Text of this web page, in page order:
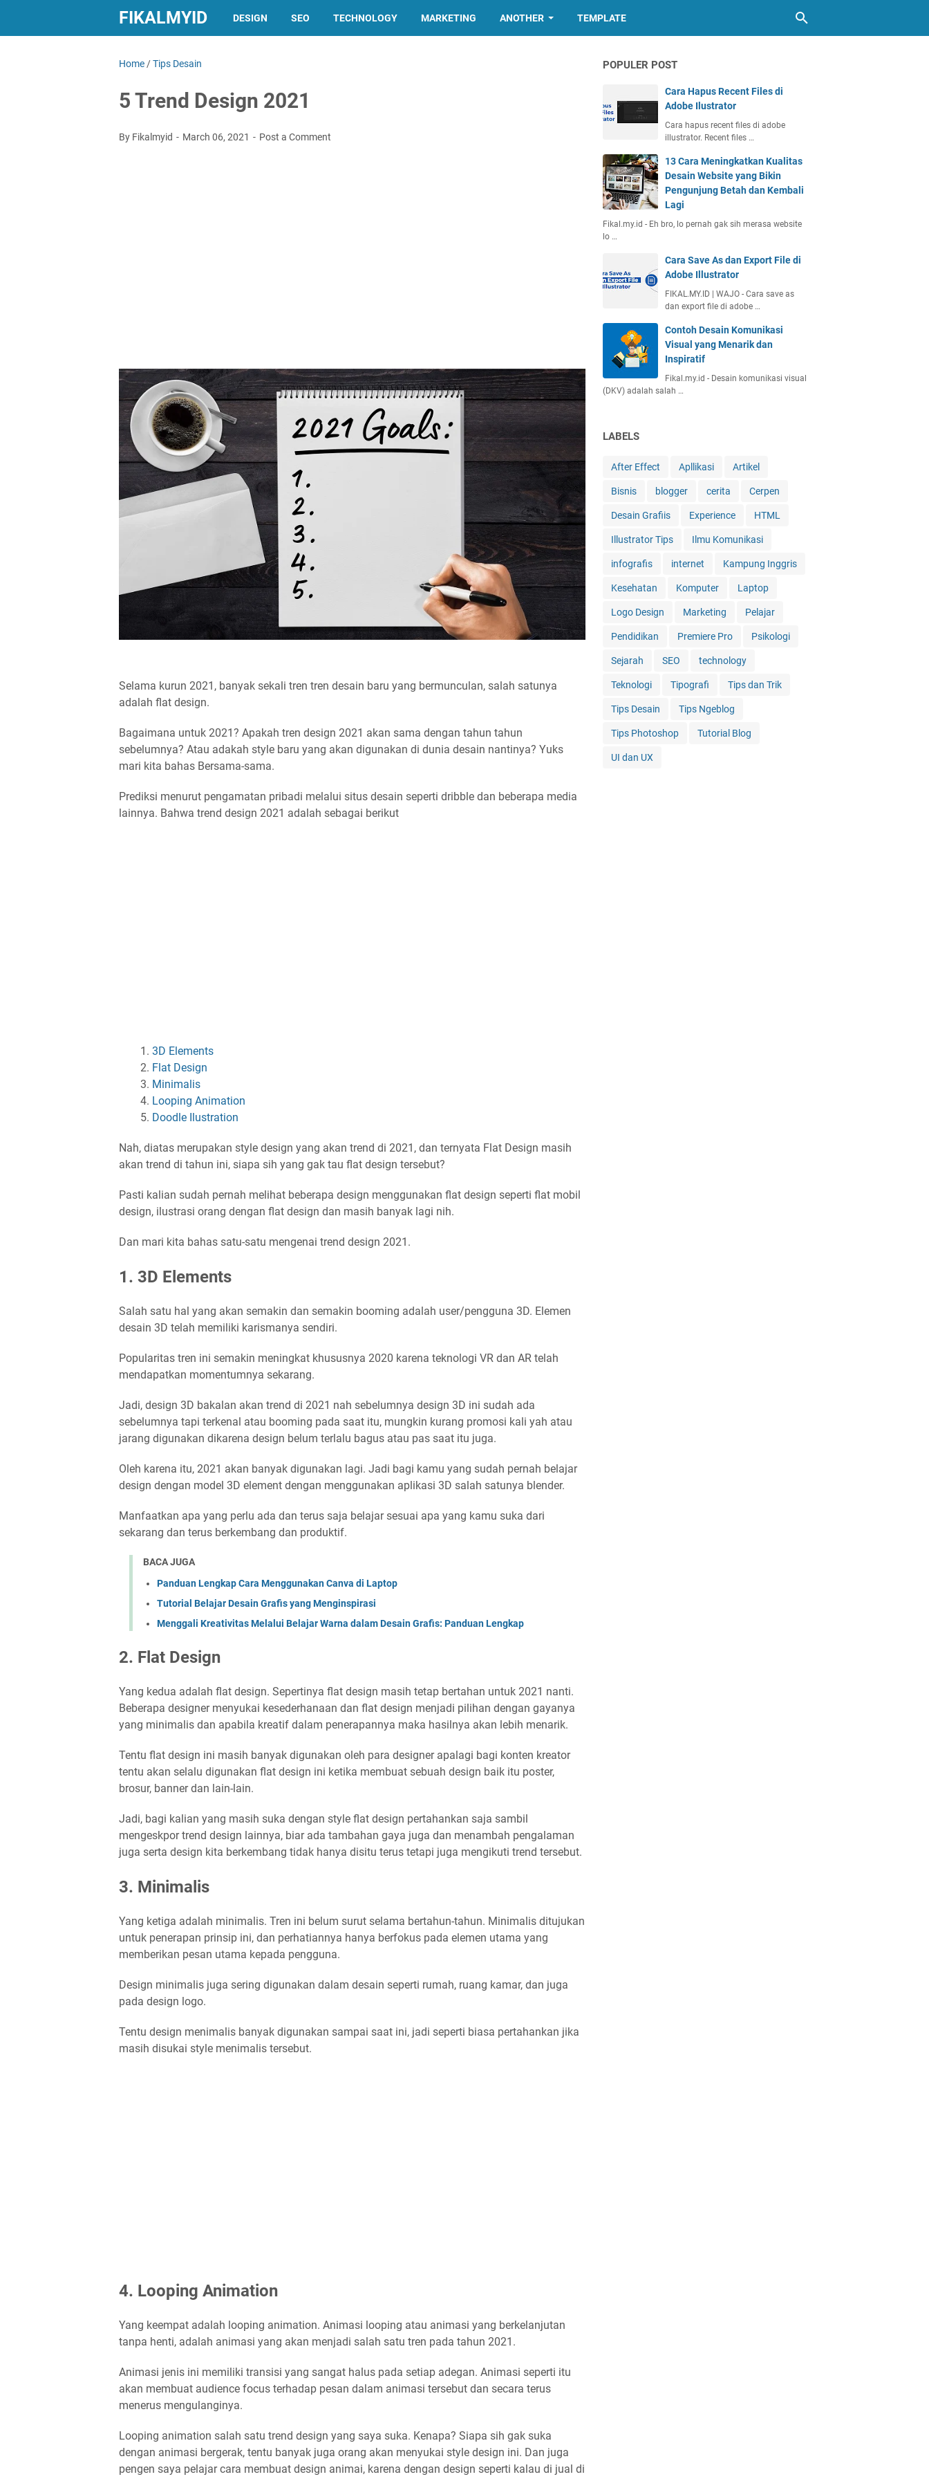
FIKALMYID DESIGN SEO TECHNOLOGY MARKETING ANOTHER TEMPLATE
Home /Tips Desain
5 Trend Design 2021
By Fikalmyid March 06, 2021 Post a Comment
Selama kurun 2021, banyak sekali tren tren desain baru yang bermunculan, salah satunya
adalah flat design.
Bagaimana untuk 2021? Apakah tren design 2021 akan sama dengan tahun tahun
sebelumnya? Atau adakah style baru yang akan digunakan di dunia desain nantinya? Yuks
mari kita bahas Bersama-sama.
Prediksi menurut pengamatan pribadi melalui situs desain seperti dribble dan beberapa media
lainnya. Bahwa trend design 2021 adalah sebagai berikut
3D Elements
Flat Design
Minimalis
Looping Animation
Doodle Ilustration
Nah, diatas merupakan style design yang akan trend di 2021, dan ternyata Flat Design masih
akan trend di tahun ini, siapa sih yang gak tau flat design tersebut?
Pasti kalian sudah pernah melihat beberapa design menggunakan flat design seperti flat mobil
design, ilustrasi orang dengan flat design dan masih banyak lagi nih.
Dan mari kita bahas satu-satu mengenai trend design 2021.
1. 3D Elements
Salah satu hal yang akan semakin dan semakin booming adalah user/pengguna 3D. Elemen
desain 3D telah memiliki karismanya sendiri.
Popularitas tren ini semakin meningkat khususnya 2020 karena teknologi VR dan AR telah
mendapatkan momentumnya sekarang.
Jadi, design 3D bakalan akan trend di 2021 nah sebelumnya design 3D ini sudah ada
sebelumnya tapi terkenal atau booming pada saat itu, mungkin kurang promosi kali yah atau
jarang digunakan dikarena design belum terlalu bagus atau pas saat itu juga.
Oleh karena itu, 2021 akan banyak digunakan lagi. Jadi bagi kamu yang sudah pernah belajar
design dengan model 3D element dengan menggunakan aplikasi 3D salah satunya blender.
Manfaatkan apa yang perlu ada dan terus saja belajar sesuai apa yang kamu suka dari
sekarang dan terus berkembang dan produktif.
BACA JUGA
Panduan Lengkap Cara Menggunakan Canva di Laptop
Tutorial Belajar Desain Grafis yang Menginspirasi
Menggali Kreativitas Melalui Belajar Warna dalam Desain Grafis: Panduan Lengkap
2. Flat Design
Yang kedua adalah flat design. Sepertinya flat design masih tetap bertahan untuk 2021 nanti.
Beberapa designer menyukai kesederhanaan dan flat design menjadi pilihan dengan gayanya
yang minimalis dan apabila kreatif dalam penerapannya maka hasilnya akan lebih menarik.
Tentu flat design ini masih banyak digunakan oleh para designer apalagi bagi konten kreator
tentu akan selalu digunakan flat design ini ketika membuat sebuah design baik itu poster,
brosur, banner dan lain-lain.
Jadi, bagi kalian yang masih suka dengan style flat design pertahankan saja sambil
mengeskpor trend design lainnya, biar ada tambahan gaya juga dan menambah pengalaman
juga serta design kita berkembang tidak hanya disitu terus tetapi juga mengikuti trend tersebut.
3. Minimalis
Yang ketiga adalah minimalis. Tren ini belum surut selama bertahun-tahun. Minimalis ditujukan
untuk penerapan prinsip ini, dan perhatiannya hanya berfokus pada elemen utama yang
memberikan pesan utama kepada pengguna.
Design minimalis juga sering digunakan dalam desain seperti rumah, ruang kamar, dan juga
pada design logo.
Tentu design menimalis banyak digunakan sampai saat ini, jadi seperti biasa pertahankan jika
masih disukai style menimalis tersebut.
4. Looping Animation
Yang keempat adalah looping animation. Animasi looping atau animasi yang berkelanjutan
tanpa henti, adalah animasi yang akan menjadi salah satu tren pada tahun 2021.
Animasi jenis ini memiliki transisi yang sangat halus pada setiap adegan. Animasi seperti itu
akan membuat audience focus terhadap pesan dalam animasi tersebut dan secara terus
menerus mengulanginya.
Looping animation salah satu trend design yang saya suka. Kenapa? Siapa sih gak suka
dengan animasi bergerak, tentu banyak juga orang akan menyukai style design ini. Dan juga
pengen saya pelajar cara membuat design animai, karena dengan design seperti kalau di jual di
POPULER POST
Cara Hapus Recent Files di
Adobe Ilustrator
Cara hapus recent files di adobe
illustrator. Recent files …
13 Cara Meningkatkan Kualitas
Desain Website yang Bikin
Pengunjung Betah dan Kembali
Lagi
Fikal.my.id - Eh bro, lo pernah gak sih merasa website
lo …
Cara Save As dan Export File di
Adobe Illustrator
FIKAL.MY.ID | WAJO - Cara save as
dan export file di adobe …
Contoh Desain Komunikasi
Visual yang Menarik dan
Inspiratif
Fikal.my.id - Desain komunikasi visual
(DKV) adalah salah …
LABELS
After Effect Apllikasi Artikel
Bisnis blogger cerita Cerpen
Desain Grafiis Experience HTML
Illustrator Tips Ilmu Komunikasi
infografis internet Kampung Inggris
Kesehatan Komputer Laptop
Logo Design Marketing Pelajar
Pendidikan Premiere Pro Psikologi
Sejarah SEO technology
Teknologi Tipografi Tips dan Trik
Tips Desain Tips Ngeblog
Tips Photoshop Tutorial Blog
UI dan UX